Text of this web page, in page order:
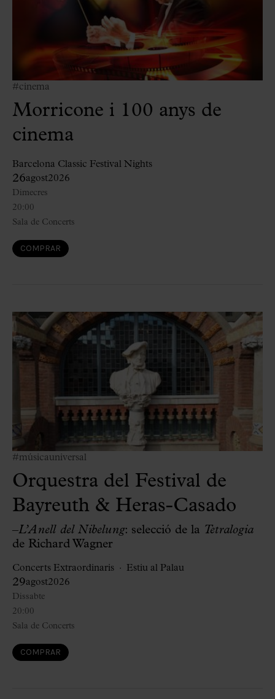
#cinema
Morricone i 100 anys de
cinema
Barcelona Classic Festival Nights
26agost2026
20:00
Dimecres
Sala de Concerts
COMPRAR
#músicauniversal
Orquestra del Festival de
Bayreuth & Heras-Casado
–L’Anell del Nibelung: selecció de la Tetralogia
de Richard Wagner
Concerts Extraordinaris Estiu al Palau
29agost2026
20:00
Dissabte
Sala de Concerts
COMPRAR